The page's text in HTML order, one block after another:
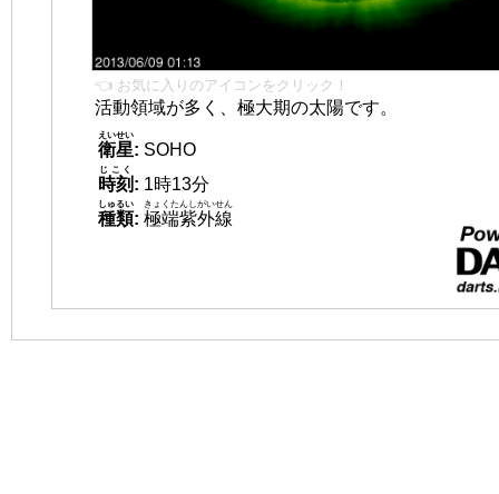
👈 お気に入りのアイコンをクリック！
活動領域が多く、極大期の太陽です。
衛星
えいせい
: SOHO
時刻
じこく
: 1時13分
種類
しゅるい
: 極端紫外線
きょくたんしがいせん